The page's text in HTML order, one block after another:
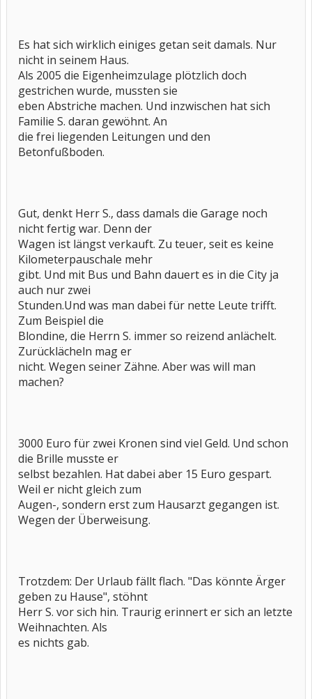
Es hat sich wirklich einiges getan seit damals. Nur
nicht in seinem Haus.
Als 2005 die Eigenheimzulage plötzlich doch
gestrichen wurde, mussten sie
eben Abstriche machen. Und inzwischen hat sich
Familie S. daran gewöhnt. An
die frei liegenden Leitungen und den
Betonfußboden.
Gut, denkt Herr S., dass damals die Garage noch
nicht fertig war. Denn der
Wagen ist längst verkauft. Zu teuer, seit es keine
Kilometerpauschale mehr
gibt. Und mit Bus und Bahn dauert es in die City ja
auch nur zwei
Stunden.Und was man dabei für nette Leute trifft.
Zum Beispiel die
Blondine, die Herrn S. immer so reizend anlächelt.
Zurücklächeln mag er
nicht. Wegen seiner Zähne. Aber was will man
machen?
3000 Euro für zwei Kronen sind viel Geld. Und schon
die Brille musste er
selbst bezahlen. Hat dabei aber 15 Euro gespart.
Weil er nicht gleich zum
Augen-, sondern erst zum Hausarzt gegangen ist.
Wegen der Überweisung.
Trotzdem: Der Urlaub fällt flach. "Das könnte Ärger
geben zu Hause", stöhnt
Herr S. vor sich hin. Traurig erinnert er sich an letzte
Weihnachten. Als
es nichts gab.